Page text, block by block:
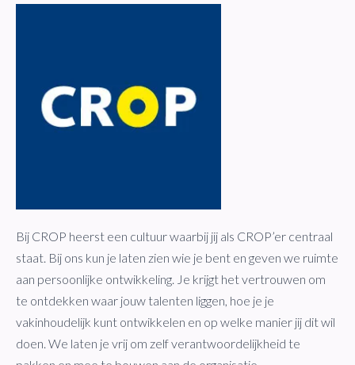
Bij CROP heerst een cultuur waarbij jij als CROP’er centraal
staat. Bij ons kun je laten zien wie je bent en geven we ruimte
aan persoonlijke ontwikkeling. Je krijgt het vertrouwen om
te ontdekken waar jouw talenten liggen, hoe je je
vakinhoudelijk kunt ontwikkelen en op welke manier jij dit wil
doen. We laten je vrij om zelf verantwoordelijkheid te